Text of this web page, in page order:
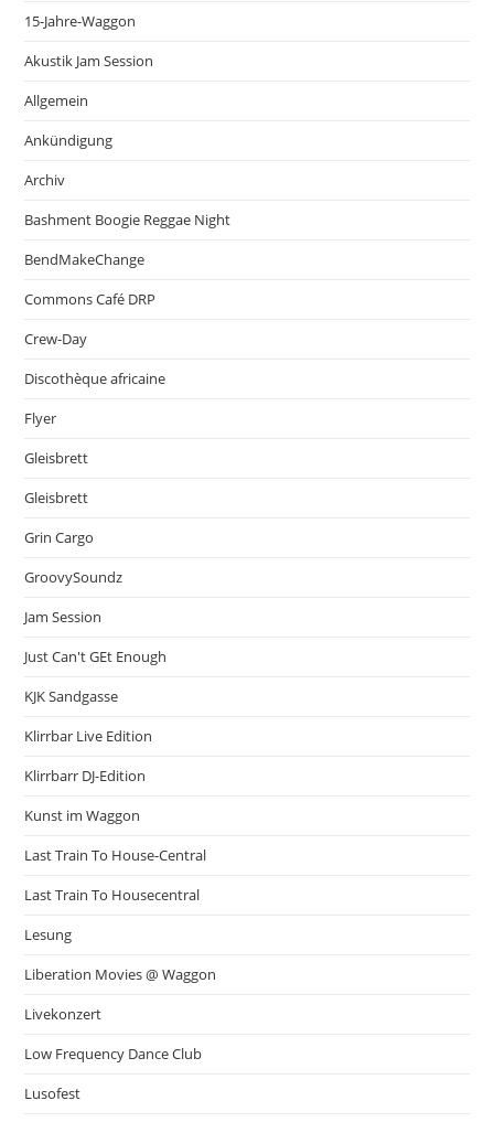
15-Jahre-Waggon
Akustik Jam Session
Allgemein
Ankündigung
Archiv
Bashment Boogie Reggae Night
BendMakeChange
Commons Café DRP
Crew-Day
Discothèque africaine
Flyer
Gleisbrett
Gleisbrett
Grin Cargo
GroovySoundz
Jam Session
Just Can't GEt Enough
KJK Sandgasse
Klirrbar Live Edition
Klirrbarr DJ-Edition
Kunst im Waggon
Last Train To House-Central
Last Train To Housecentral
Lesung
Liberation Movies @ Waggon
Livekonzert
Low Frequency Dance Club
Lusofest